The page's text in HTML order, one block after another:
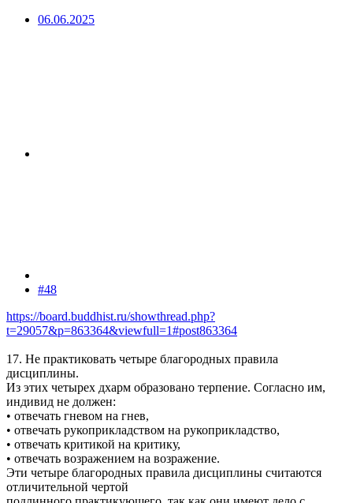
06.06.2025
#48
https://board.buddhist.ru/showthread.php?
t=29057&p=863364&viewfull=1#post863364
17. Не практиковать четыре благородных правила
дисциплины.
Из этих четырех дхарм образовано терпение. Согласно им,
индивид не должен:
• отвечать гневом на гнев,
• отвечать рукоприкладством на рукоприкладство,
• отвечать критикой на критику,
• отвечать возражением на возражение.
Эти четыре благородных правила дисциплины считаются
отличительной чертой